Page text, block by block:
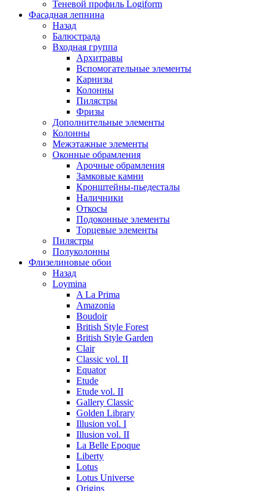
Теневой профиль Logiform
Фасадная лепнина
Назад
Балюстрада
Входная группа
Архитравы
Вспомогательные элементы
Карнизы
Колонны
Пилястры
Фризы
Дополнительные элементы
Колонны
Межэтажные элементы
Оконные обрамления
Арочные обрамления
Замковые камни
Кронштейны-пьедесталы
Наличники
Откосы
Подоконные элементы
Торцевые элементы
Пилястры
Полуколонны
Флизелиновые обои
Назад
Loymina
A La Prima
Amazonia
Boudoir
British Style Forest
British Style Garden
Clair
Classic vol. II
Equator
Etude
Etude vol. II
Gallery Classic
Golden Library
Illusion vol. I
Illusion vol. II
La Belle Epoque
Liberty
Lotus
Lotus Universe
Origins